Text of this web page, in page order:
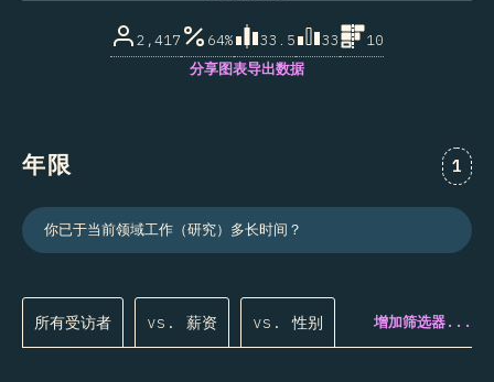
2,417 64% 33.5 33
10
分享图表导出数据
年限 对“
1
你已于当前领域工作（研究）多长时间？
所有受访者 vs. 薪资 vs. 性别 增加筛选器...